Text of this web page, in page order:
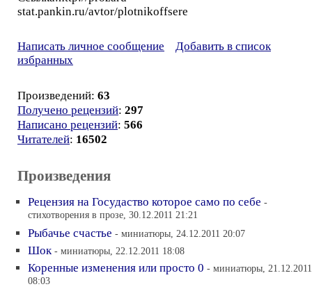
stat.pankin.ru/avtor/plotnikoffsere
Написать личное сообщение
Добавить в список
избранных
Произведений: 63
Получено рецензий: 297
Написано рецензий: 566
Читателей: 16502
Произведения
Рецензия на Госудаство которое само по себе -
стихотворения в прозе, 30.12.2011 21:21
Рыбачье счастье - миниатюры, 24.12.2011 20:07
Шок - миниатюры, 22.12.2011 18:08
Коренные изменения или просто 0 - миниатюры, 21.12.2011
08:03